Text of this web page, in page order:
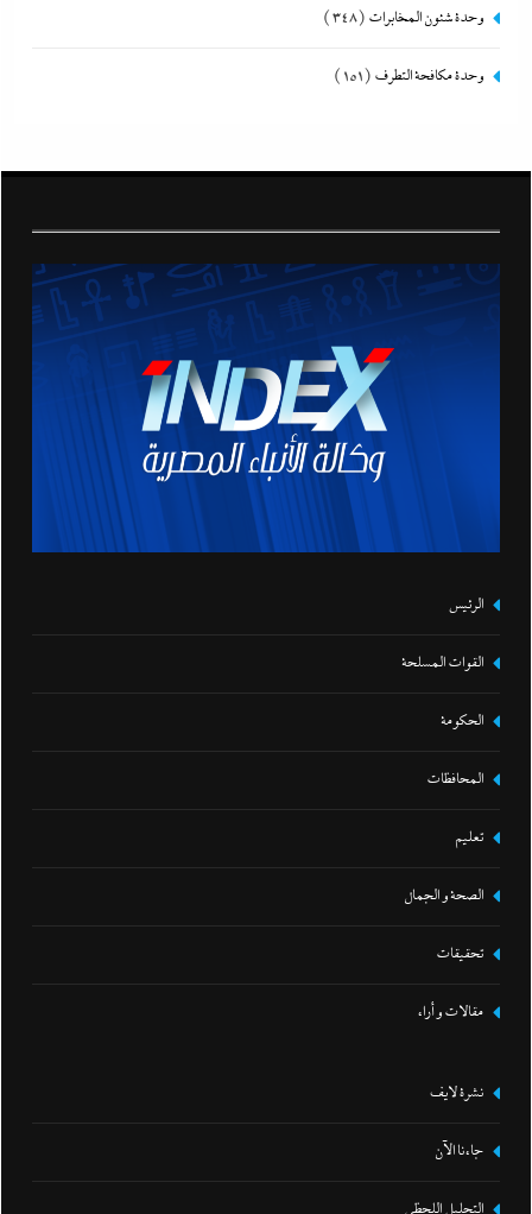
وحدة شئون المخابرات (348)
وحدة مكافحة التطرف (151)
الرئيس
القوات المسلحة
الحكومة
المحافظات
تعليم
الصحة و الجمال
تحقيقات
مقالات و أراء
نشرة لايف
جاءنا الآن
التحليل اللحظي